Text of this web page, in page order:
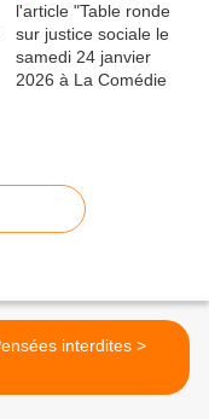
Pensées interdites >